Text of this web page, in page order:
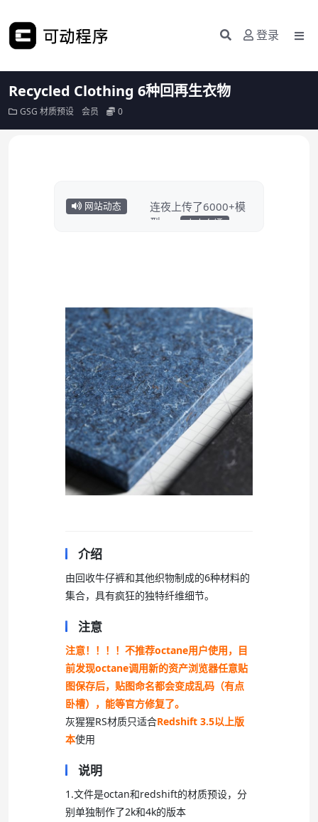
登录
Recycled Clothing 6种回再生衣物
GSG 材质预设 会员 0
网站动态
连夜上传了6000+模
型……
点击白嫖
介绍
由回收牛仔裤和其他织物制成的6种材料的
集合，具有疯狂的独特纤维细节。
注意
注意！！！！不推荐octane用户使用，目
前发现octane调用新的资产浏览器任意贴
图保存后，贴图命名都会变成乱码（有点
卧槽），能等官方修复了。
灰猩猩RS材质只适合Redshift 3.5以上版
本使用
说明
1.文件是octan和redshift的材质预设，分
别单独制作了2k和4k的版本